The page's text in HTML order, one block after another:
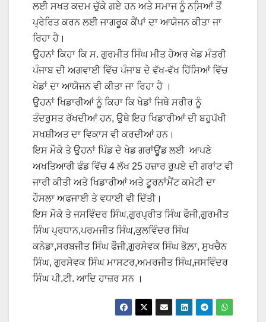
ਲਈ ਸਖਤ ਕਦਮ ਚੁੱਕੇ ਗਏ ਹਨ ਅਤੇ ਸਮਾਜ ਨੂੰ ਨਸਿ਼ਆਂ ਤੋਂ
ਪ੍ਰੇਰਿਤ ਕਰਨ ਲਈ ਜਾਗਰੂਕ ਕੈਂਪਾਂ ਦਾ ਆਯੋਜਨ ਕੀਤਾ ਜਾ
ਰਿਹਾ ਹੈ।
ਉਹਨਾਂ ਕਿਹਾ ਕਿ ਸ. ਗੁਰਮੀਤ ਸਿੰਘ ਮੀਤ ਹੇਅਰ ਖੇਡ ਮੰਤਰੀ
ਪੰਜਾਬ ਦੀ ਅਗਵਾਈ ਵਿੱਚ ਪੰਜਾਬ ਦੇ ਵੱਖ-ਵੱਖ ਹਿੱਸਿਆਂ ਵਿੱਚ
ਖੇਡਾਂ ਦਾ ਆਯੋਜਨ ਵੀ ਕੀਤਾ ਜਾ ਰਿਹਾ ਹੈ ।
ਉਹਨਾਂ ਖਿਡਾਰੀਆਂ ਨੂੰ ਕਿਹਾ ਕਿ ਖੇਡਾਂ ਜਿਥੇ ਸਰੀਰ ਨੂੰ
ਤੰਦਰੁਸਤ ਰੱਖਦੀਆਂ ਹਨ, ਉਥੇ ਇਹ ਖਿਡਾਰੀਆਂ ਦੀ ਬਹੁਪੱਖੀ
ਸਖਸ਼ੀਅਤ ਦਾ ਵਿਕਾਸ ਵੀ ਕਰਦੀਆਂ ਹਨ।
ਇਸ ਮੌਕੇ ਤੇ ਉਹਨਾਂ ਪਿੰਡ ਦੇ ਖੇਡ ਗਰਾਂਊਂਡ ਲਈ ਆਪਣੇ
ਅਖਤਿਆਰੀ ਫੰਡ ਵਿੱਚ 4 ਲੱਖ 25 ਹਜ਼ਾਰ ਰੁਪਏ ਦੀ ਗਰਾਂਟ ਵੀ
ਜਾਰੀ ਕੀਤੀ ਅਤੇ ਖਿਡਾਰੀਆਂ ਅਤੇ ਟੂਰਨਾਂਮੈਂਟ ਕਮੇਟੀ ਦਾ
ਹੌਸਲਾ ਅਫਜਾਈ ਤੇ ਵਧਾਈ ਵੀ ਦਿੱਤੀ।
ਇਸ ਮੌਕੇ ਤੇ ਜਸਵਿੰਦਰ ਸਿੰਘ,ਗੁਰਪ੍ਰੀਤ ਸਿੰਘ ਫੌਜੀ,ਗੁਰਮੀਤ
ਸਿੰਘ ਪ੍ਰਧਾਨ,ਪਰਮਜੀਤ ਸਿੰਘ,ਕੁਲਵਿੰਦਰ ਸਿੰਘ
ਕਨੇਡਾ,ਸਰਬਜੀਤ ਸਿੰਘ ਫੌਜੀ,ਗੁਰਸੇਵਕ ਸਿੰਘ ਭੋਲ਼ਾ, ਸੁਖਚੈਨ
ਸਿੰਘ, ਗੁਰਸੇਵਕ ਸਿੰਘ ਮਾਸਟਰ,ਅਮਰਜੀਤ ਸਿੰਘ,ਜਸਵਿੰਦਰ
ਸਿੰਘ ਪੀ.ਟੀ. ਆਦਿ ਹਾਜ਼ਰ ਸਨ ।